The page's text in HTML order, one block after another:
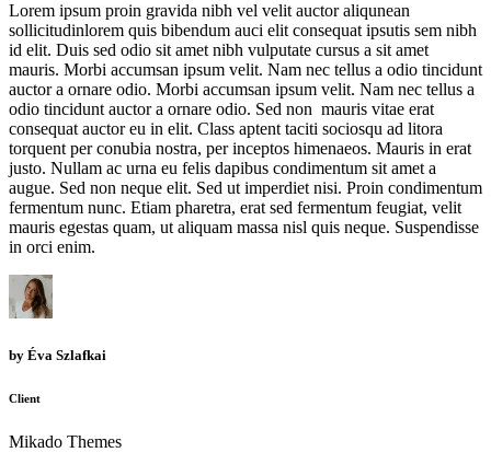
Lorem ipsum proin gravida nibh vel velit auctor aliqunean
sollicitudinlorem quis bibendum auci elit consequat ipsutis sem nibh
id elit. Duis sed odio sit amet nibh vulputate cursus a sit amet
mauris. Morbi accumsan ipsum velit. Nam nec tellus a odio tincidunt
auctor a ornare odio. Morbi accumsan ipsum velit. Nam nec tellus a
odio tincidunt auctor a ornare odio. Sed non mauris vitae erat
consequat auctor eu in elit. Class aptent taciti sociosqu ad litora
torquent per conubia nostra, per inceptos himenaeos. Mauris in erat
justo. Nullam ac urna eu felis dapibus condimentum sit amet a
augue. Sed non neque elit. Sed ut imperdiet nisi. Proin condimentum
fermentum nunc. Etiam pharetra, erat sed fermentum feugiat, velit
mauris egestas quam, ut aliquam massa nisl quis neque. Suspendisse
in orci enim.
by Éva Szlafkai
Client
Mikado Themes